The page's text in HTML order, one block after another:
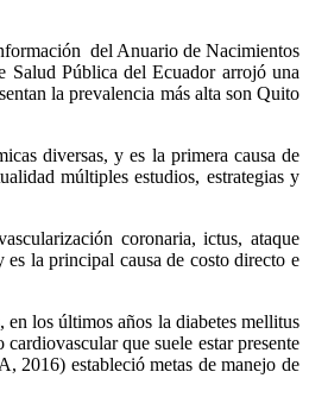
del Anuario de Nacimientos
Pública del Ecuador arrojó una
la prevalencia más alta son Quito
diversas, y es la primera causa de
múltiples estudios, estrategias y
coronaria, ictus, ataque
la principal causa de costo directo e
los últimos años la diabetes mellitus
que suele estar presente
2016) estableció metas de manejo de